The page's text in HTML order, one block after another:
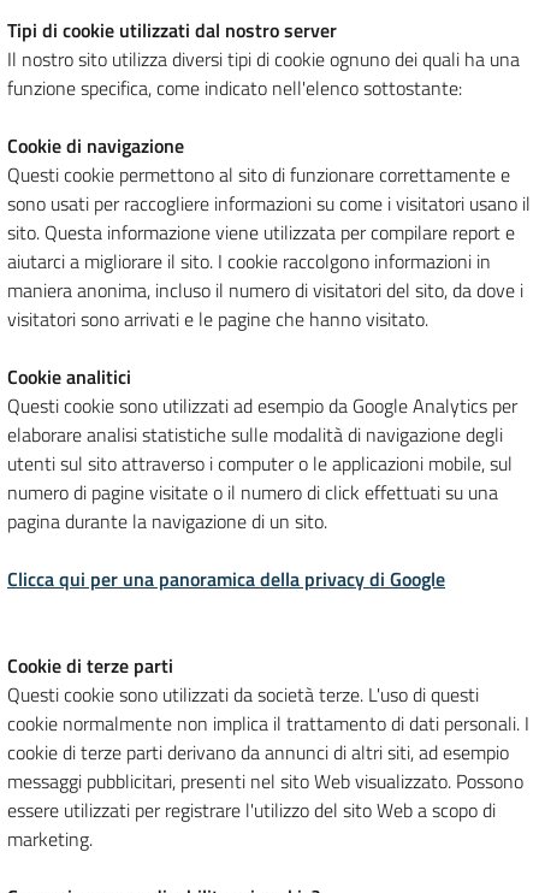
Tipi di cookie utilizzati dal nostro server
Il nostro sito utilizza diversi tipi di cookie ognuno dei quali ha una
funzione specifica, come indicato nell'elenco sottostante:
Cookie di navigazione
Questi cookie permettono al sito di funzionare correttamente e
sono usati per raccogliere informazioni su come i visitatori usano il
sito. Questa informazione viene utilizzata per compilare report e
aiutarci a migliorare il sito. I cookie raccolgono informazioni in
maniera anonima, incluso il numero di visitatori del sito, da dove i
visitatori sono arrivati e le pagine che hanno visitato.
Cookie analitici
Questi cookie sono utilizzati ad esempio da Google Analytics per
elaborare analisi statistiche sulle modalità di navigazione degli
utenti sul sito attraverso i computer o le applicazioni mobile, sul
numero di pagine visitate o il numero di click effettuati su una
pagina durante la navigazione di un sito.
Clicca qui per una panoramica della privacy di Google
Cookie di terze parti
Questi cookie sono utilizzati da società terze. L'uso di questi
cookie normalmente non implica il trattamento di dati personali. I
cookie di terze parti derivano da annunci di altri siti, ad esempio
messaggi pubblicitari, presenti nel sito Web visualizzato. Possono
essere utilizzati per registrare l'utilizzo del sito Web a scopo di
marketing.